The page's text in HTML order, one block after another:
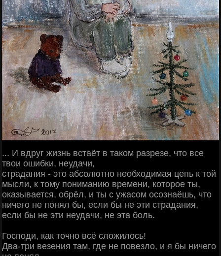
... И вдруг жизнь встаёт в таком разрезе, что все
твои ошибки, неудачи,
страдания - это абсолютно необходимая цепь к той
мысли, к тому пониманию времени, которое ты,
оказывается, обрёл, и ты с ужасом осознаёшь, что
ничего не понял бы, если бы не эти страдания,
если бы не эти неудачи, не эта боль.
Господи, как точно всё сложилось!
Два-три везения там, где не повезло, и я бы ничего